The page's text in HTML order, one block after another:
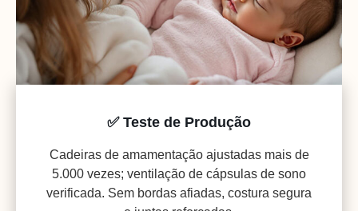
✅ Teste de Produção
Cadeiras de amamentação ajustadas mais de
5.000 vezes; ventilação de cápsulas de sono
verificada. Sem bordas afiadas, costura segura